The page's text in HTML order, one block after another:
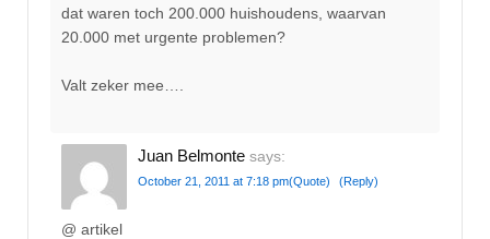
dat waren toch 200.000 huishoudens, waarvan
20.000 met urgente problemen?
Valt zeker mee….
Juan Belmonte says:
October 21, 2011 at 7:18 pm(Quote) (Reply)
@ artikel